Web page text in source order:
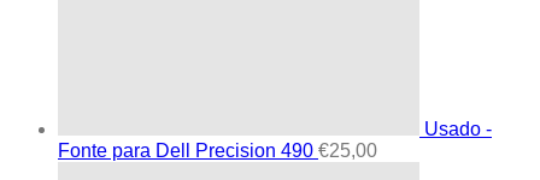
Usado -
Fonte para Dell Precision 490 €25,00